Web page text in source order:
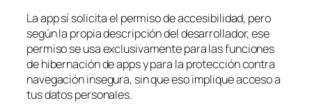
La app sí solicita el permiso de accesibilidad, pero
según la propia descripción del desarrollador, ese
permiso se usa exclusivamente para las funciones
de hibernación de apps y para la protección contra
navegación insegura, sin que eso implique acceso a
tus datos personales.